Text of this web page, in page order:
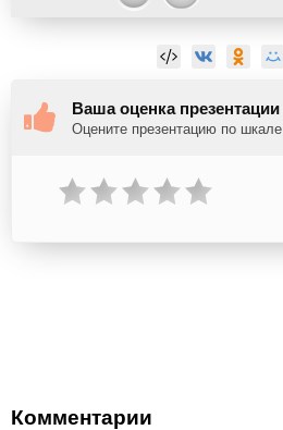
Ваша оценка презентации
Оцените презентацию по
Комментарии